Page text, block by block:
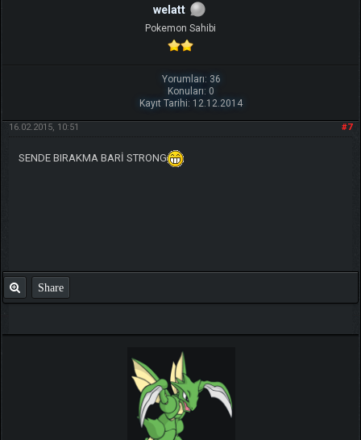
welatt
Pokemon Sahibi
Yorumları: 36
Konuları: 0
Kayıt Tarihi: 12.12.2014
#7
16.02.2015, 10:51
SENDE BIRAKMA BARİ STRONG
Share